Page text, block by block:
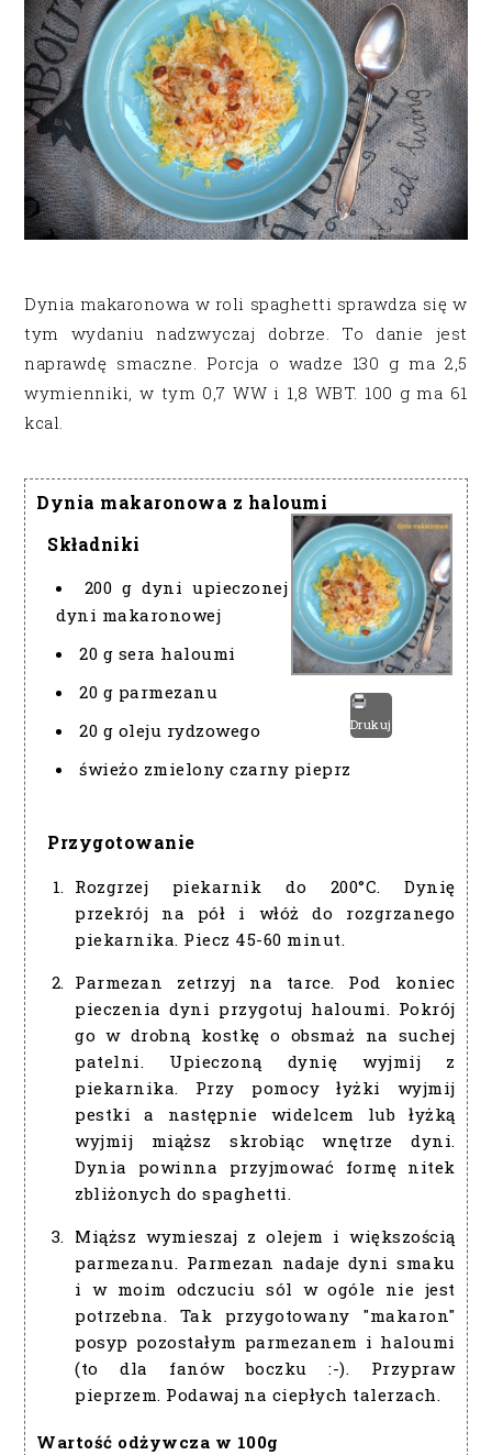
Dynia makaronowa w roli spaghetti sprawdza się w
tym wydaniu nadzwyczaj dobrze. To danie jest
naprawdę smaczne. Porcja o wadze 130 g ma 2,5
wymienniki, w tym 0,7 WW i 1,8 WBT. 100 g ma 61
kcal.
Dynia makaronowa z haloumi
Drukuj
Składniki
200 g dyni upieczonej
dyni makaronowej
20 g sera haloumi
20 g parmezanu
20 g oleju rydzowego
świeżo zmielony czarny pieprz
Przygotowanie
Rozgrzej piekarnik do 200°C. Dynię
przekrój na pół i włóż do rozgrzanego
piekarnika. Piecz 45-60 minut.
Parmezan zetrzyj na tarce. Pod koniec
pieczenia dyni przygotuj haloumi. Pokrój
go w drobną kostkę o obsmaż na suchej
patelni. Upieczoną dynię wyjmij z
piekarnika. Przy pomocy łyżki wyjmij
pestki a następnie widelcem lub łyżką
wyjmij miąższ skrobiąc wnętrze dyni.
Dynia powinna przyjmować formę nitek
zbliżonych do spaghetti.
Miąższ wymieszaj z olejem i większością
parmezanu. Parmezan nadaje dyni smaku
i w moim odczuciu sól w ogóle nie jest
potrzebna. Tak przygotowany "makaron"
posyp pozostałym parmezanem i haloumi
(to dla fanów boczku :-). Przypraw
pieprzem. Podawaj na ciepłych talerzach.
Wartość odżywcza w 100g